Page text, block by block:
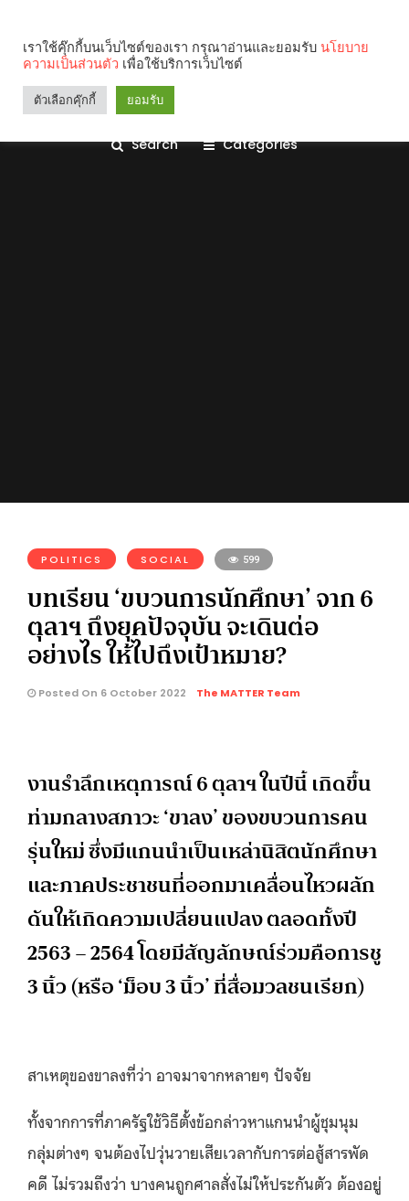
Search Categories
POLITICS SOCIAL 599
บทเรียน ‘ขบวนการนักศึกษา’ จาก 6
ตุลาฯ ถึงยุคปัจจุบัน จะเดินต่อ
อย่างไร ให้ไปถึงเป้าหมาย?
Posted On 6 October 2022 The MATTER Team
งานรำลึกเหตุการณ์ 6 ตุลาฯ ในปีนี้ เกิดขึ้น
ท่ามกลางสภาวะ ‘ขาลง’ ของขบวนการคน
รุ่นใหม่ ซึ่งมีแกนนำเป็นเหล่านิสิตนักศึกษา
และภาคประชาชนที่ออกมาเคลื่อนไหวผลัก
ดันให้เกิดความเปลี่ยนแปลง ตลอดทั้งปี
2563 – 2564 โดยมีสัญลักษณ์ร่วมคือการชู
3 นิ้ว (หรือ ‘ม็อบ 3 นิ้ว’ ที่สื่อมวลชนเรียก)
สาเหตุของขาลงที่ว่า อาจมาจากหลายๆ ปัจจัย
ทั้งจากการที่ภาครัฐใช้วิธีตั้งข้อกล่าวหาแกนนำผู้ชุมนุม
กลุ่มต่างๆ จนต้องไปวุ่นวายเสียเวลากับการต่อสู้สารพัด
คดี ไม่รวมถึงว่า บางคนถูกศาลสั่งไม่ให้ประกันตัว ต้องอยู่
เราใช้คุ๊กกี้บนเว็บไซต์ของเรา กรุณาอ่านและยอมรับ นโยบาย
ความเป็นส่วนตัว เพื่อใช้บริการเว็บไซต์
ตัวเลือกคุ๊กกี้ ยอมรับ